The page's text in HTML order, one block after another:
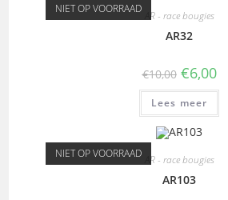
NIET OP VOORRAAD AR - race bougies
AR32
€10,00 €6,00
Lees meer
NIET OP VOORRAAD AR - race bougies
AR103